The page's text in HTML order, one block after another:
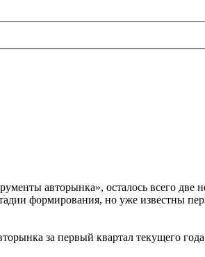
авторынка», осталось всего две
формирования, но уже известны
за первый квартал текущего